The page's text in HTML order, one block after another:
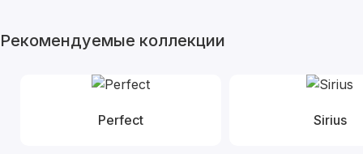
Рекомендуемые коллекции
Perfect Sirius